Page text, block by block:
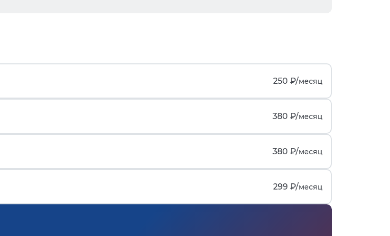
250 ₽/месяц
380 ₽/месяц
380 ₽/месяц
299 ₽/месяц